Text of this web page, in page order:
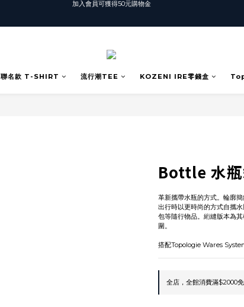
聯名款 T-SHIRT 流行潮TEE KOZENI IRE零錢盒
Bottle 水
革新攜帶水瓶的方式。輪廓
出行時以更時尚的方式自攜
包等隨行物品。絎縫版本為
圍。
搭配Topologie Wares
全店，全館消費滿$2000